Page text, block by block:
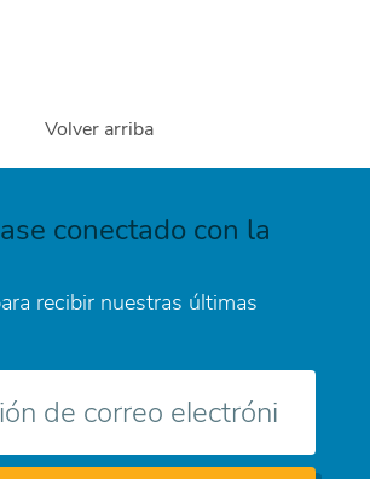
Volver arriba
conectado con la
recibir nuestras últimas